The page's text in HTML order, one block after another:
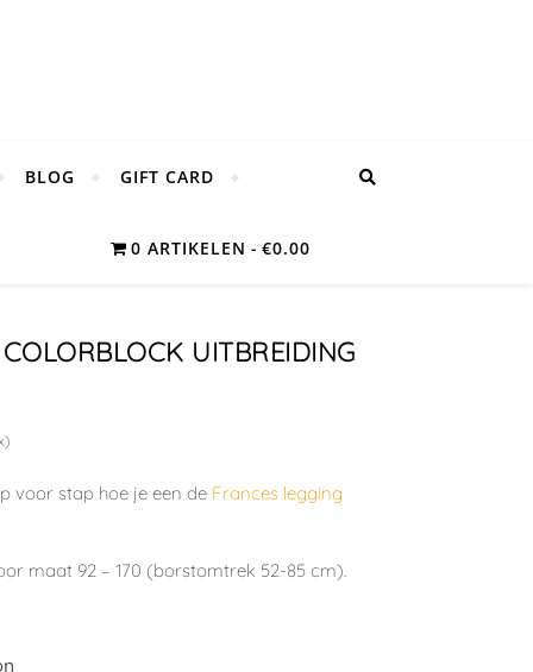
BLOG GIFT CARD
0 ARTIKELEN €0.00
UITBREIDING
voor stap hoe je een de Frances legging
maat 92 – 170 (borstomtrek 52-85 cm).